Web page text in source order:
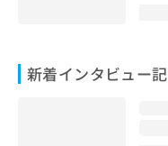
新着インタビュー